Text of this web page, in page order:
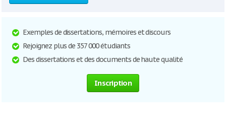
Exemples de dissertations, mémoires et discours
Rejoignez plus de 357 000 étudiants
Des dissertations et des documents de haute qualité
Inscription